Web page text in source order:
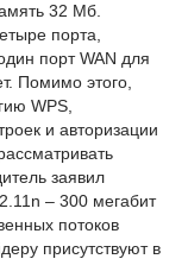
32 Мб.
порта,
порт WAN для
Помимо этого,
WPS,
и авторизации
заявил
– 300 мегабит
потоков
присутствуют в